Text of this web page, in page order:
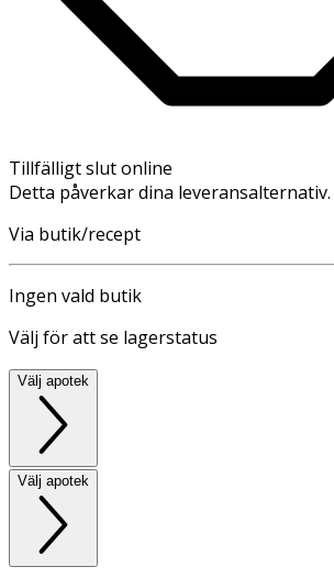
Tillfälligt slut online
Detta påverkar dina leveransalternativ.
Via butik/recept
Ingen vald butik
Välj för att se lagerstatus
Välj apotek
Välj apotek